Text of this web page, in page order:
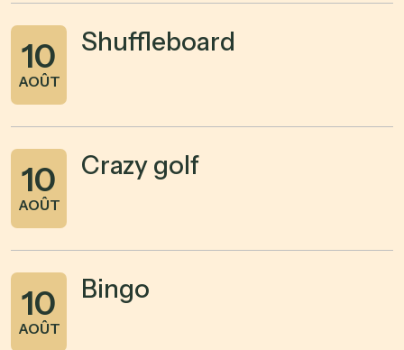
10
AOÛT
Shuffleboard
10
AOÛT
Crazy golf
10
AOÛT
Bingo